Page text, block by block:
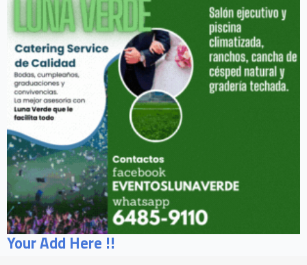
Your Add Here !!